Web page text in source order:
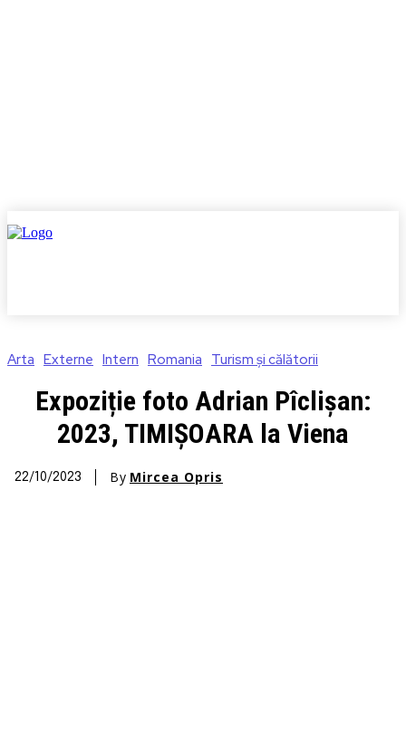
Arta Externe Intern Romania Turism și călătorii
Expoziție foto Adrian Pîclișan:
2023, TIMIȘOARA la Viena
22/10/2023 By Mircea Opris